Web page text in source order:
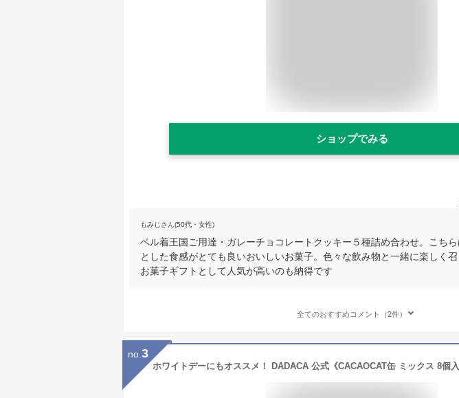
ショップでみる
もみじさん(50代・女性)
ベル着王国ご用達・ガレーチョコレートクッキー５種詰め合わせ。こち
とした食感がとても良いおいしいお菓子。色々な飲み物と一緒に楽しく
お菓子ギフトとして人気が高いのも納得です
全てのおすすめコメント（2件）
no. 3